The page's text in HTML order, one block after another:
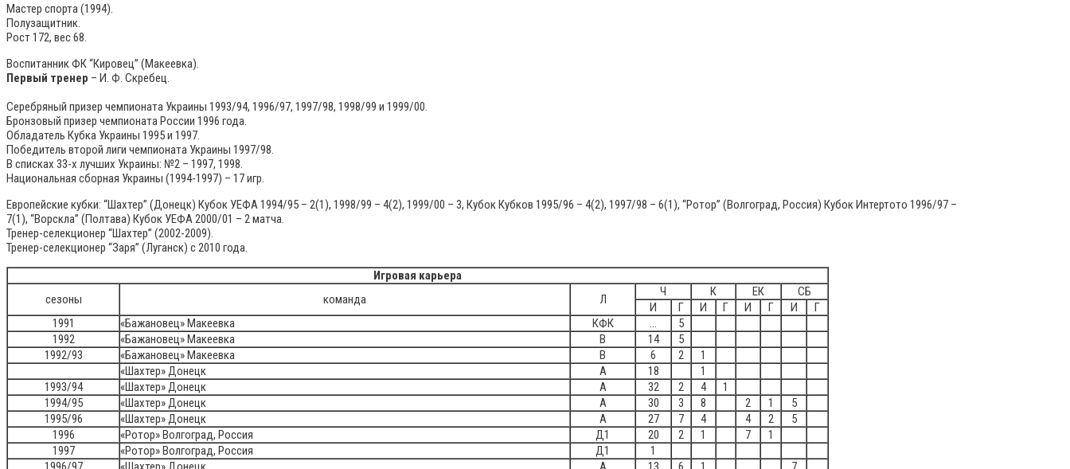
Мастер спорта (1994).
Полузащитник.
Рост 172, вес 68.
Воспитанник ФК “Кировец” (Макеевка).
Первый тренер – И. Ф. Скребец.
Серебряный призер чемпионата Украины 1993/94, 1996/97, 1997/98, 1998/99 и 1999/00.
Бронзовый призер чемпионата России 1996 года.
Обладатель Кубка Украины 1995 и 1997.
Победитель второй лиги чемпионата Украины 1997/98.
В списках 33-х лучших Украины: №2 – 1997, 1998.
Национальная сборная Украины (1994-1997) – 17 игр.
Европейские кубки: “Шахтер” (Донецк) Кубок УЕФА 1994/95 – 2(1), 1998/99 – 4(2), 1999/00 – 3, Кубок Кубков 1995/96 – 4(2), 1997/98 – 6(1), “Ротор” (Волгоград, Россия) Кубок Интертото 1996/97 –
7(1), “Ворскла” (Полтава) Кубок УЕФА 2000/01 – 2 матча.
Тренер-селекционер “Шахтер” (2002-2009).
Тренер-селекционер “Заря” (Луганск) с 2010 года.
Игровая карьера
сезоны
команда Л
Ч К ЕК
СБ
И
Г И Г И Г И
Г
1991
«Бажановец» Макеевка КФК …
5
1992
«Бажановец» Макеевка В 14
5
1992/93
«Бажановец» Макеевка В 6 2
1
«Шахтер» Донецк
А 18
1
1993/94
«Шахтер» Донецк А 32 2 4
1
1994/95
«Шахтер» Донецк А 30 3 8 2 1
5
1995/96
«Шахтер» Донецк А 27 7 4 4 2
5
1996
«Ротор» Волгоград, Россия Д1 20 2 1 7
1
1997
«Ротор» Волгоград, Россия Д1
1